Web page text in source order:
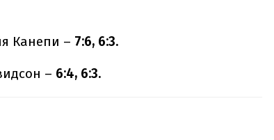
Канепи – 7:6, 6:3.
– 6:4, 6:3.